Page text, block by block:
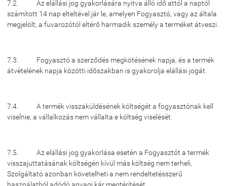
7.2. Az elállási jog gyakorlására nyitva álló idő attól a naptól
számított 14 nap elteltével jár le, amelyen Fogyasztó, vagy az általa
megjelölt, a fuvarozótól eltérő harmadik személy a terméket átveszi.
7.3. Fogyasztó a szerződés megkötésének napja, és a termék
átvételének napja közötti időszakban is gyakorolja elállási jogát.
7.4. A termék visszaküldésének költségét a fogyasztónak kell
viselnie, a vállalkozás nem vállalta e költség viselését.
7.5. Az elállási jog gyakorlása esetén a Fogyasztót a termék
visszajuttatásának költségén kívül más költség nem terheli,
Szolgáltató azonban követelheti a nem rendeltetésszerű